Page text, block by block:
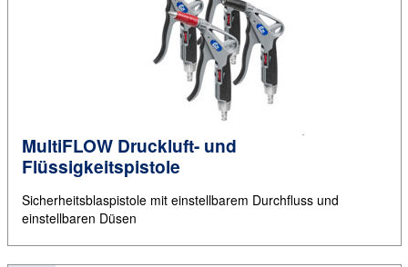
MultiFLOW Druckluft- und
Flüssigkeitspistole
Sicherheitsblaspistole mit einstellbarem Durchfluss und
einstellbaren Düsen